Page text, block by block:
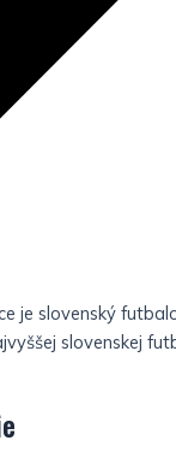
je slovenský
slovenskej